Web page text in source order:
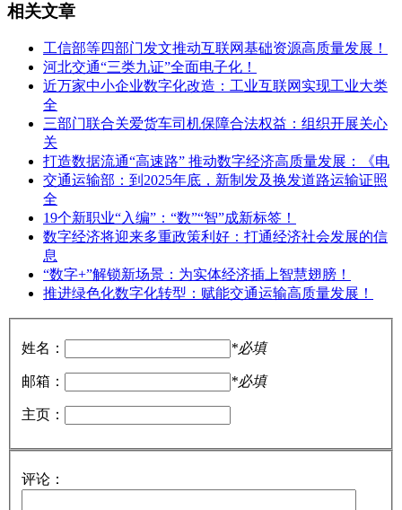
相关文章
工信部等四部门发文推动互联网基础资源高质量发展！
河北交通“三类九证”全面电子化！
近万家中小企业数字化改造：工业互联网实现工业大类
全
三部门联合关爱货车司机保障合法权益：组织开展关心
关
打造数据流通“高速路” 推动数字经济高质量发展：《电
交通运输部：到2025年底，新制发及换发道路运输证照
全
19个新职业“入编”：“数”“智”成新标签！
数字经济将迎来多重政策利好：打通经济社会发展的信
息
“数字+”解锁新场景：为实体经济插上智慧翅膀！
推进绿色化数字化转型：赋能交通运输高质量发展！
姓名： *必填
邮箱： *必填
主页：
评论：